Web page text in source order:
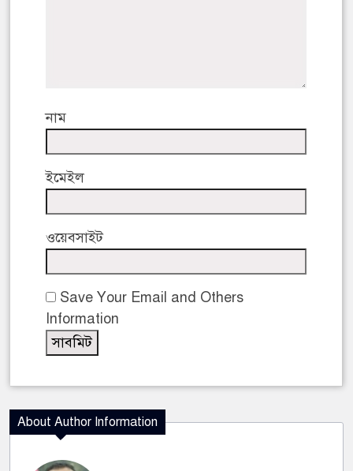
নাম
ইমেইল
ওয়েবসাইট
Save Your Email and Others
Information
About Author Information